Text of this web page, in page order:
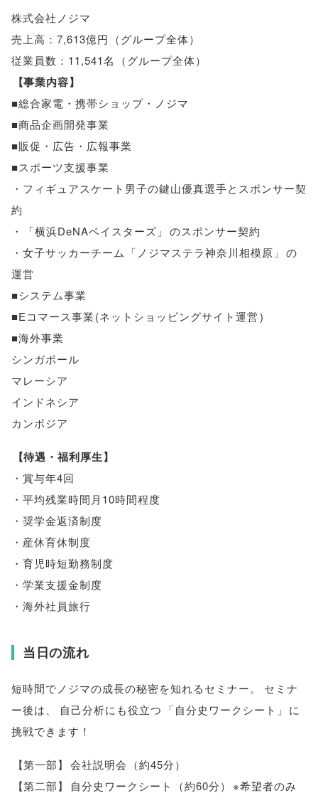
株式会社ノジマ
売上高：7,613億円 （グループ全体）
従業員数：11,541名
（グループ全体）
【事業内容】
■総合家電・携帯ショップ・ノジマ
■商品企画開発事業
■販促・広告・広報事業
■スポーツ支援事業
・フィギュアスケート男子の鍵山優真選手とスポンサー契
約
・
「横浜DeNAベイスターズ 」 のスポンサー契約
・女子サッカーチーム
「 ノジマステラ神奈川相模原 」 の
運営
■システム事業
■Eコマース事業(ネットショッピングサイト運営)
■海外事業
シンガポール
マレーシア
インドネシア
カンボジア
【待遇・福利厚生】
・賞与年4回
・平均残業時間月10時間程度
・奨学金返済制度
・産休育休制度
・育児時短勤務制度
・学業支援金制度
・海外社員旅行
当日の流れ
短時間でノジマの成長の秘密を知れるセミナー。
セミナ
ー後は
自己分析にも役立つ 「自分史ワークシート 」 に
挑戦できます！
【第一部】 会社説明会 （約45分）
【第二部】 自分史ワークシート （約60分） ※希望者のみ